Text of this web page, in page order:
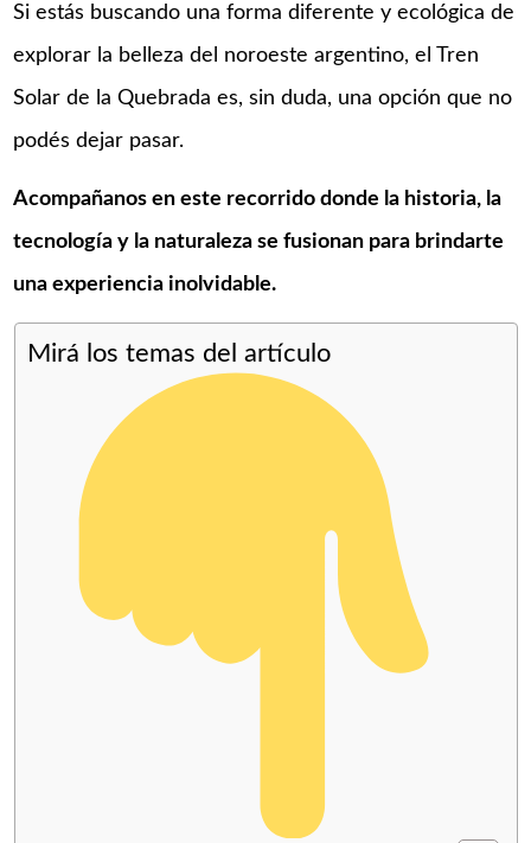
Si estás buscando una forma diferente y ecológica de
explorar la belleza del noroeste argentino, el Tren
Solar de la Quebrada es, sin duda, una opción que no
podés dejar pasar.
Acompañanos en este recorrido donde la historia, la
tecnología y la naturaleza se fusionan para brindarte
una experiencia inolvidable.​
Mirá los temas del artículo